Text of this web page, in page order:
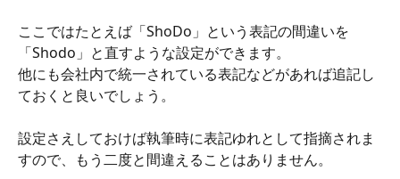
ここではたとえば「ShoDo」という表記の間違いを
「Shodo」と直すような設定ができます。
他にも会社内で統一されている表記などがあれば追記し
ておくと良いでしょう。
設定さえしておけば執筆時に表記ゆれとして指摘されま
すので、もう二度と間違えることはありません。